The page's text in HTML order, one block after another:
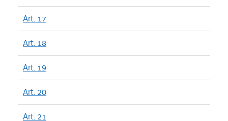
Art. 17
Art. 18
Art. 19
Art. 20
Art. 21